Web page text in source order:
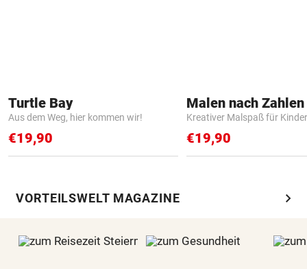
Turtle Bay
Aus dem Weg, hier kommen wir!
€19,90
Kreativer Malspaß für Kinder
€19,90
VORTEILSWELT MAGAZINE chevron_right